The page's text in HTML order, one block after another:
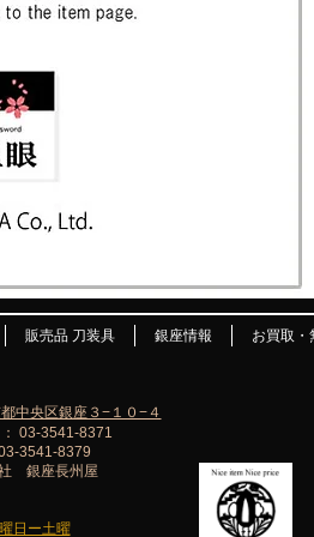
販売品 刀装具 銀座情報 お買取・
日ー土曜
中央区銀座３−１０−４
03-3541-8371
3541-8379
銀座長州屋